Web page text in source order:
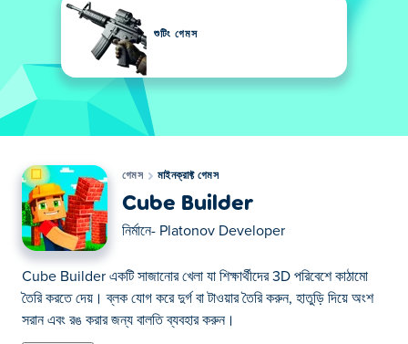
শুটিং গেমস
গেমস মাইনক্রাফ্ট গেমস
Cube Builder
নির্মানে- Platonov Developer
Cube Builder একটি সাজানোর খেলা যা শিক্ষার্থীদের 3D পরিবেশে কাঠামো
তৈরি করতে দেয়। ব্লক যোগ করে দুর্গ বা টাওয়ার তৈরি করুন, হাতুড়ি দিয়ে অংশ
সরান এবং রঙ করার জন্য বালতি ব্যবহার করুন।